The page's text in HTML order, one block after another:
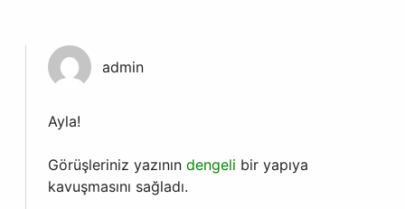
admin
Ayla!
Görüşleriniz yazının dengeli bir yapıya
kavuşmasını sağladı.